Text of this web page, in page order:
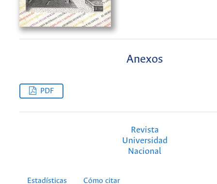
Anexos
PDF
Revista
Universidad
Nacional
Estadísticas Cómo citar